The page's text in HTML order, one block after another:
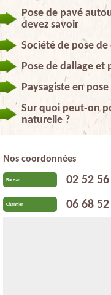
Pose de pavé
devez savoir
Société de pose
Pose de dallage et
Paysagiste en
Sur quoi peut-on
naturelle ?
Nos coordonnées
Bureau 02 52
Chantier 06 68